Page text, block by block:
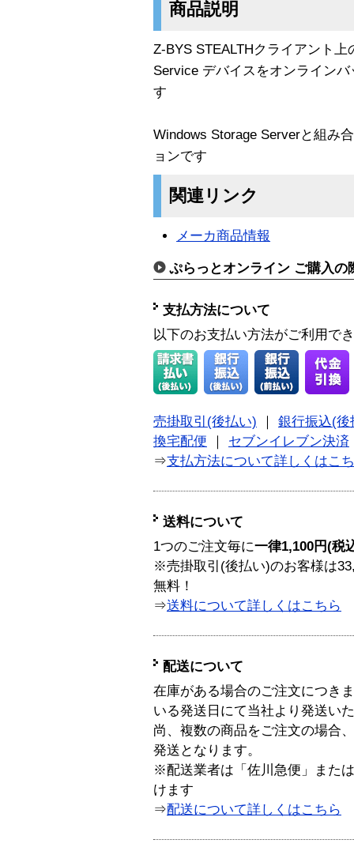
商品説明
Z-BYS STEALTHクライアント上
Service デバイスをオンライン
す
Windows Storage Serverと組み
ョンです
関連リンク
メーカ商品情報
ぷらっとオンライン ご購入の
支払方法について
以下のお支払い方法がご利用で
売掛取引(後払い)
銀行振込(後
換宅配便
セブンイレブン決済
⇒支払方法について詳しくはこ
送料について
1つのご注文毎に一律1,100円(税
※売掛取引(後払い)のお客様は
無料！
⇒送料について詳しくはこちら
配送について
在庫がある場合のご注文につき
いる発送日にて当社より発送い
尚、複数の商品をご注文の場合
発送となります。
※配送業者は「佐川急便」また
けます
⇒配送について詳しくはこちら